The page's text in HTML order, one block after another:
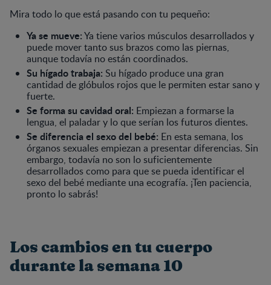
Mira todo lo que está pasando con tu pequeño:
Ya se mueve:Ya tiene varios músculos desarrollados y
puede mover tanto sus brazos como las piernas,
aunque todavía no están coordinados.
Su hígado trabaja: Su hígado produce una gran
cantidad de glóbulos rojos que le permiten estar sano y
fuerte.
Se forma su cavidad oral: Empiezan a formarse la
lengua, el paladar y lo que serían los futuros dientes.
Se diferencia el sexo del bebé: En esta semana, los
órganos sexuales empiezan a presentar diferencias. Sin
embargo, todavía no son lo suficientemente
desarrollados como para que se pueda identificar el
sexo del bebé mediante una ecografía. ¡Ten paciencia,
pronto lo sabrás!
Los cambios en tu cuerpo
durante la semana 10